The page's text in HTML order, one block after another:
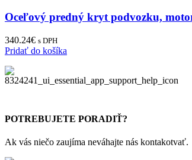
Oceľový predný kryt podvozku,
340.24€ s DPH
Pridať do košíka
POTREBUJETE PORADIŤ?
Ak vás niečo zaujíma neváhajte nás kontakotvať.